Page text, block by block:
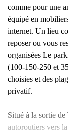
comme pour une
équipé en
internet. Un lieu
reposer ou vous
organisées Le
(100-150-250 et
choisies et des
privatif.
Situé à la sortie
autoroutiers vers